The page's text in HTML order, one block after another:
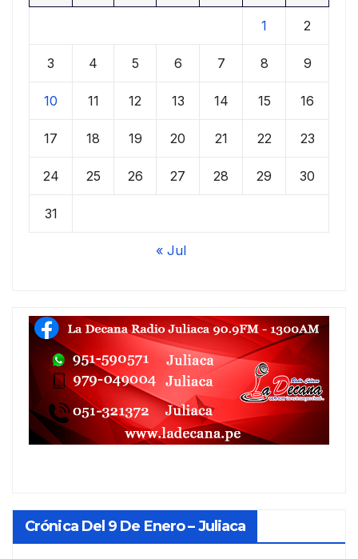
1 2
3 4 5 6 7 8 9
10 11 12 13 14 15 16
17 18 19 20 21 22 23
24 25 26 27 28 29 30
31
« Jul
Crónica Del 9 De Enero – Juliaca